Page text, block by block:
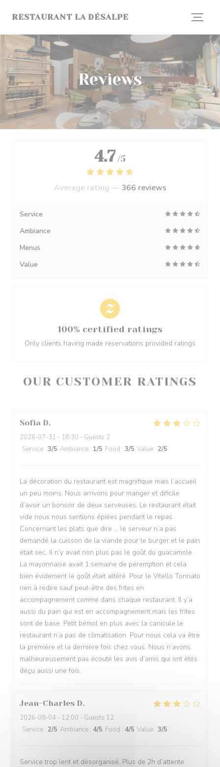
RESTAURANT LA DÉSALPE
Reviews
OUR CUSTOMER RATINGS
Sofia D
2026-07-31 - 18:30 - Guests 2
Service : 3/5 Ambiance : 1/5 Food : 3/5 Value : 2/5
La décoration du restaurant est magnifique mais l’accueil
un peu moins. Nous arrivons pour manger et dificile
d’avoir un bonsoir de deux serveuses. Le restaurant était
vide nous nous sentions épiées pendant le repas.
Concernant les plats que dire … le serveur n’a pas
demandé la cuisson de la viande pour le burger et le pain
était sec. Il n’y avait non plus pas le goût du guacamole.
La mayonnaise avait 1 semaine de péremption et cela
bien évidement le goût était altéré. Pour le Vitello Tonnato
rien à redire sauf peut-être des frites en
accompagnement comme dans chaque restaurant. Il y’a
aussi du pain qui est en accompagnement mais les frites
sont de base. Petit bémol en plus avec la canicule le
restaurant n’a pas de climatisation. Pour nous cela va être
la première et la dernière fois chez vous. Nous n’avons
malheureusement pas écouté les avis d’amis qui ont étés
déçu aussi une fois.
Jean-Charles D
2026-08-04 - 12:00 - Guests 12
Service : 2/5 Ambiance : 4/5 Food : 4/5 Value : 3/5
Service trop lent et désorganisé. Plus de 2h d’attente
4.7 /5
Average rating — 366 reviews
Service
Ambiance
Menus
Value
100% certified ratings
Only clients having made reservations provided ratings